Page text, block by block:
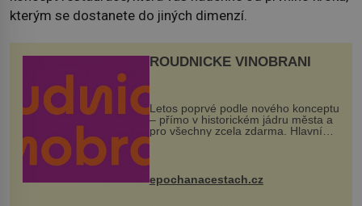
kterým se dostanete do jiných dimenzí.
ROUDNICKÉ VINOBRANÍ
Letos poprvé podle nového konceptu
– přímo v historickém jádru města a
pro všechny zcela zdarma. Hlavní
program se odehraje na Karlově a
mohou těšit na víno, burčák, pes...
epochanacestach.cz